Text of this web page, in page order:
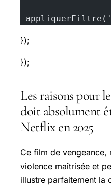
});
});
Les raisons pour
doit absolument
Netflix en 2025
Ce film de vengeance,
violence maîtrisée et
illustre parfaitement la